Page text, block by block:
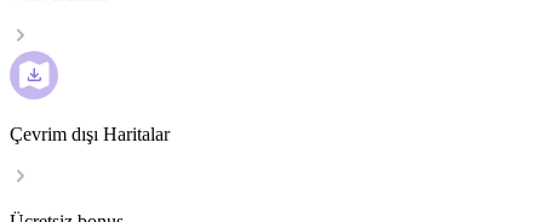
Çevrim dışı Haritalar